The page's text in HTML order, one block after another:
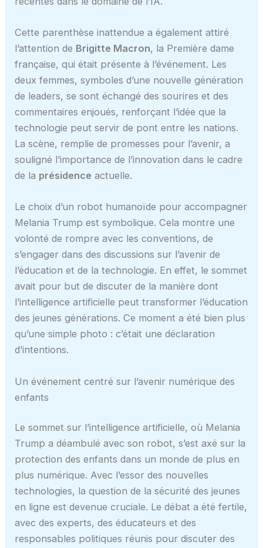
Cette parenthèse inattendue a également attiré
l’attention de Brigitte Macron, la Première dame
française, qui était présente à l’événement. Les
deux femmes, symboles d’une nouvelle génération
de leaders, se sont échangé des sourires et des
commentaires enjoués, renforçant l’idée que la
technologie peut servir de pont entre les nations.
La scène, remplie de promesses pour l’avenir, a
souligné l’importance de l’innovation dans le cadre
de la présidence actuelle.
Le choix d’un robot humanoïde pour accompagner
Melania Trump est symbolique. Cela montre une
volonté de rompre avec les conventions, de
s’engager dans des discussions sur l’avenir de
l’éducation et de la technologie. En effet, le sommet
avait pour but de discuter de la manière dont
l’intelligence artificielle peut transformer l’éducation
des jeunes générations. Ce moment a été bien plus
qu’une simple photo : c’était une déclaration
d’intentions.
Un événement centré sur l’avenir numérique des
enfants
Le sommet sur l’intelligence artificielle, où Melania
Trump a déambulé avec son robot, s’est axé sur la
protection des enfants dans un monde de plus en
plus numérique. Avec l’essor des nouvelles
technologies, la question de la sécurité des jeunes
en ligne est devenue cruciale. Le débat a été fertile,
avec des experts, des éducateurs et des
responsables politiques réunis pour discuter des